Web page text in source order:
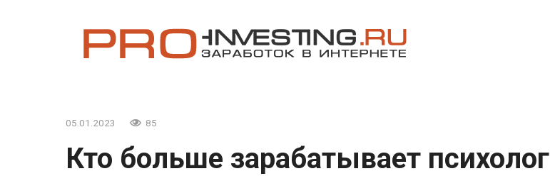
05.01.2023 85
Кто больше зарабатывает психолог